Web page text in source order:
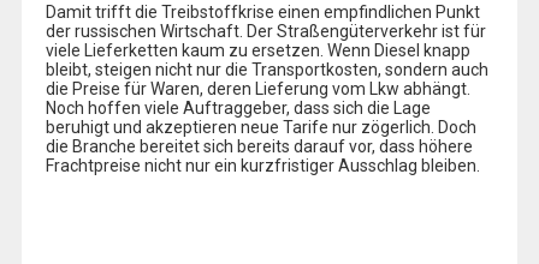
Damit trifft die Treibstoffkrise einen empfindlichen Punkt
der russischen Wirtschaft. Der Straßengüterverkehr ist für
viele Lieferketten kaum zu ersetzen. Wenn Diesel knapp
bleibt, steigen nicht nur die Transportkosten, sondern auch
die Preise für Waren, deren Lieferung vom Lkw abhängt.
Noch hoffen viele Auftraggeber, dass sich die Lage
beruhigt und akzeptieren neue Tarife nur zögerlich. Doch
die Branche bereitet sich bereits darauf vor, dass höhere
Frachtpreise nicht nur ein kurzfristiger Ausschlag bleiben.